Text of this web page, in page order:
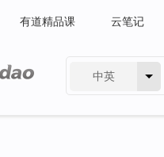
有道精品课 云笔记
中英